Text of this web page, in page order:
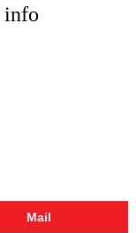
info
Mail